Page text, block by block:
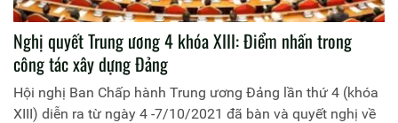
Nghị quyết Trung ương 4 khóa XIII: Điểm nhấn trong
công tác xây dựng Đảng
Hội nghị Ban Chấp hành Trung ương Đảng lần thứ 4 (khóa
XIII) diễn ra từ ngày 4 -7/10/2021 đã bàn và quyết nghị về